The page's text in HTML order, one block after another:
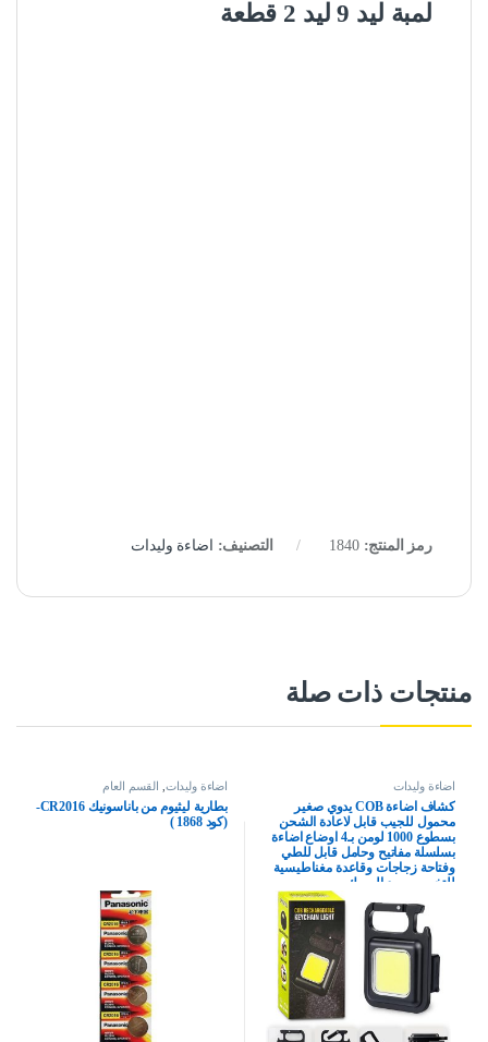
لمبة ليد 9 ليد 2 قطعة
رمز المنتج:1840 التصنيف: اضاءة وليدات
منتجات ذات صلة
اضاءة وليدات
كشاف اضاءة COB يدوي صغير
محمول للجيب قابل لاعادة الشحن
بسطوع 1000 لومن بـ4 اوضاع اضاءة
بسلسلة مفاتيح وحامل قابل للطي
وفتاحة زجاجات وقاعدة مغناطيسية
للتخييم وصيد السمك
اضاءة وليدات القسم العام
بطارية ليثيوم من باناسونيك CR2016-
(كود 1868 )